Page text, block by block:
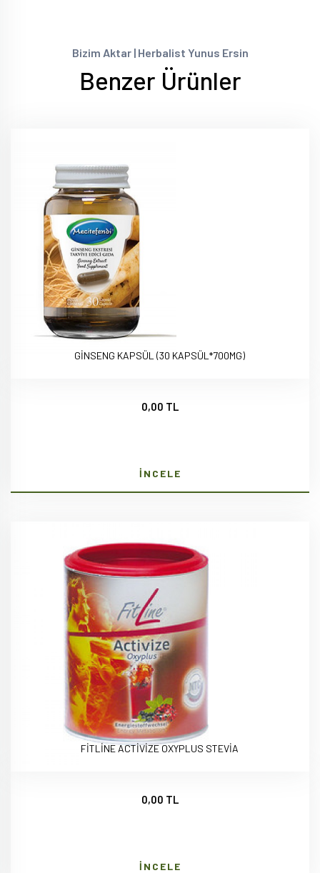
Bizim Aktar | Herbalist Yunus Ersin
Benzer Ürünler
GİNSENG KAPSÜL (30 KAPSÜL*700MG)
0,00 TL
İNCELE
FİTLİNE ACTİVİZE OXYPLUS STEVİA
0,00 TL
İNCELE